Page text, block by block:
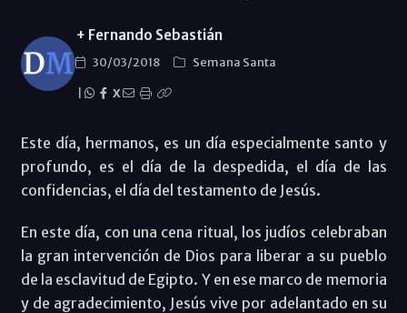
+ Fernando Sebastián
30/03/2018
Semana Santa
X
Este día, hermanos, es un día especialmente santo y
profundo, es el día de la despedida, el día de las
confidencias, el día del testamento de Jesús.
En este día, con una cena ritual, los judíos celebraban
la gran intervención de Dios para liberar a su pueblo
de la esclavitud de Egipto. Y en ese marco de memoria
y de agradecimiento, Jesús vive por adelantado en su